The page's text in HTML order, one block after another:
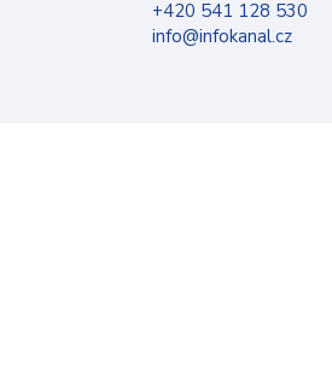
+420 541 128 530
info@infokanal.cz